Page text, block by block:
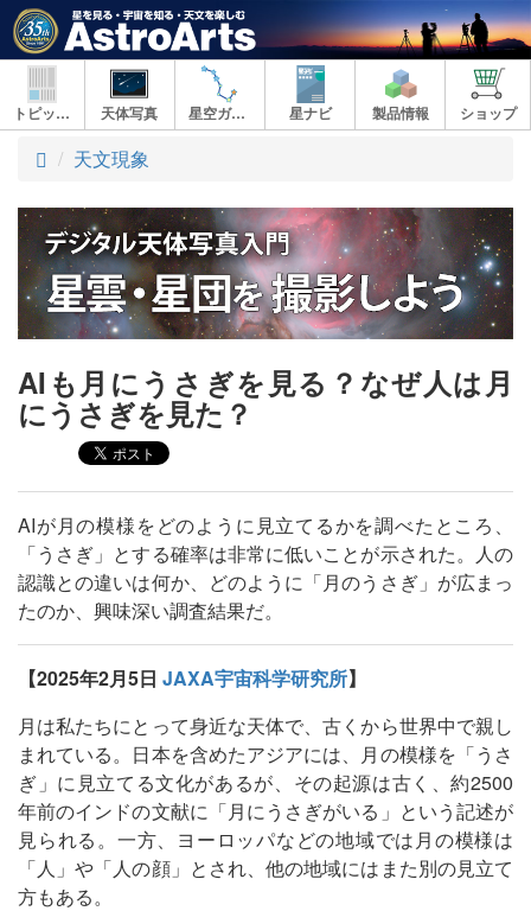
トピックス 天体写真 星空ガイド 星ナビ 製品情報 ショップ
ト
プ
天文現象
AIも月にうさぎを見る？なぜ人は月
にうさぎを見た？
AIが月の模様をどのように見立てるかを調べたところ、
「うさぎ」とする確率は非常に低いことが示された。人の
認識との違いは何か、どのように「月のうさぎ」が広まっ
たのか、興味深い調査結果だ。
【2025年2月5日 JAXA宇宙科学研究所】
月は私たちにとって身近な天体で、古くから世界中で親し
まれている。日本を含めたアジアには、月の模様を「うさ
ぎ」に見立てる文化があるが、その起源は古く、約2500
年前のインドの文献に「月にうさぎがいる」という記述が
見られる。一方、ヨーロッパなどの地域では月の模様は
「人」や「人の顔」とされ、他の地域にはまた別の見立て
方もある。